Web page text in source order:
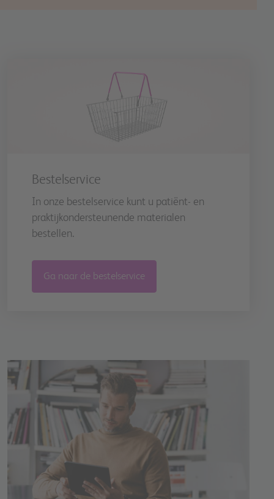
Bestelservice
In onze bestelservice kunt u patiënt- en
praktijkondersteunende materialen
bestellen.
Ga naar de bestelservice
Image